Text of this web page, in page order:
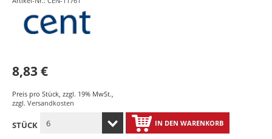
8,83 €
Preis pro Stück, zzgl. 19% MwSt.,
zzgl. Versandkosten
STÜCK IN DEN WARENKORB